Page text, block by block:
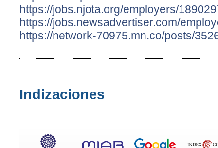
https://jobs.njota.org/employers/
https://jobs.newsadvertiser.com/
https://network-70975.mn.co/posts/
Indizaciones